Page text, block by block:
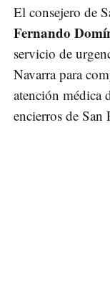
El consejero de
Fernando
servicio de
Navarra para
atención médica
encierros de San